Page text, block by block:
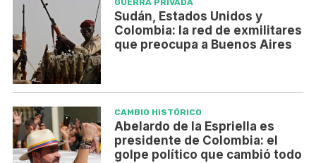
Sudán, Estados Unidos y
Colombia: la red de exmilitares
que preocupa a Buenos Aires
CAMBIO HISTÓRICO
Abelardo de la Espriella es
presidente de Colombia: el
golpe político que cambió todo